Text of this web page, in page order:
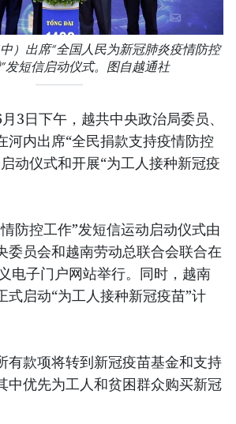
）出席“全国人民为新冠肺炎疫情防控
发短信启动仪式。图自越通社
日下午，越共中央政治局委员、
河内出席“全民捐款支持疫情防控
动仪式和开展“为工人接种新冠疫
防控工作”发短信运动启动仪式由
委员会和越南劳动总联合会联合在
电子门户网站举行。同时，越南
式启动“为工人接种新冠疫苗”计
有款项将转到新冠疫苗基金和支持
中优先为工人和贫困群众购买新冠